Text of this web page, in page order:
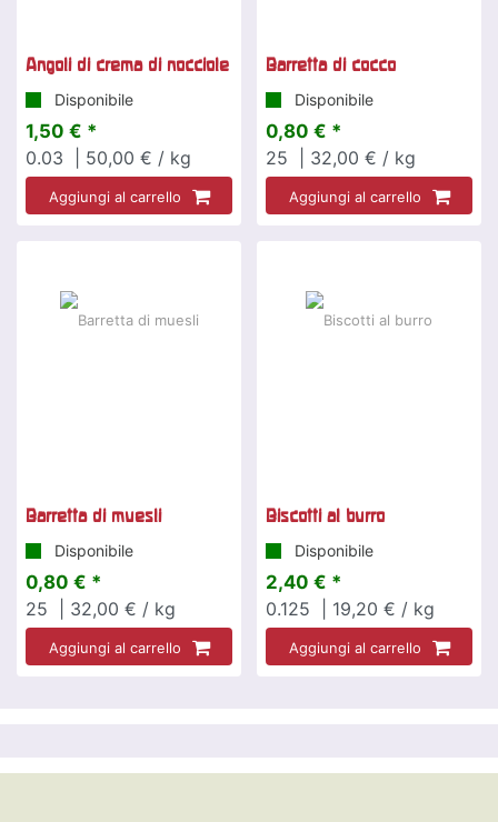
Angoli di crema di nocciole
Disponibile
1,50 € *
0.03
| 50,00 € / kg
Aggiungi al carrello
Barretta di cocco
Disponibile
0,80 € *
25
| 32,00 € / kg
Aggiungi al carrello
Barretta di muesli
Disponibile
0,80 € *
25
| 32,00 € / kg
Aggiungi al carrello
Biscotti al burro
Disponibile
2,40 € *
0.125
| 19,20 € / kg
Aggiungi al carrello